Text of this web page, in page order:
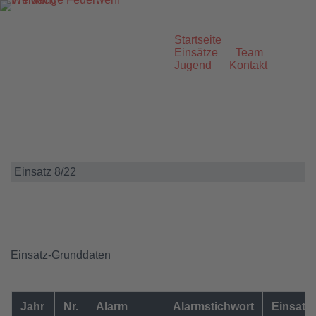
Zum
Startseite
Einsätze
Team
Jugend
Kontakt
Einsatz 8/22
Einsatz-Grunddaten
Jahr Nr. Alarm Alarmstichwort